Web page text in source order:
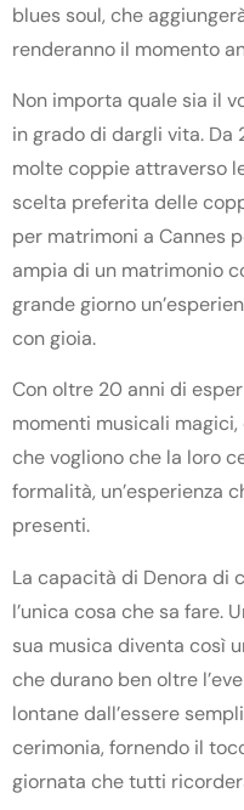
blues soul, che
renderanno il momento
Non importa quale sia il
in grado di dargli vita.
molte coppie attraverso
scelta preferita delle
per matrimoni a Cannes
ampia di un matrimonio
grande giorno
con gioia.
Con oltre 20 anni di
momenti musicali
che vogliono che la loro
formalità, un’esperienza
presenti.
La capacità di Denora di
l’unica cosa che sa fare.
sua musica diventa così
che durano ben oltre
lontane dall’essere
cerimonia, fornendo il
giornata che tutti